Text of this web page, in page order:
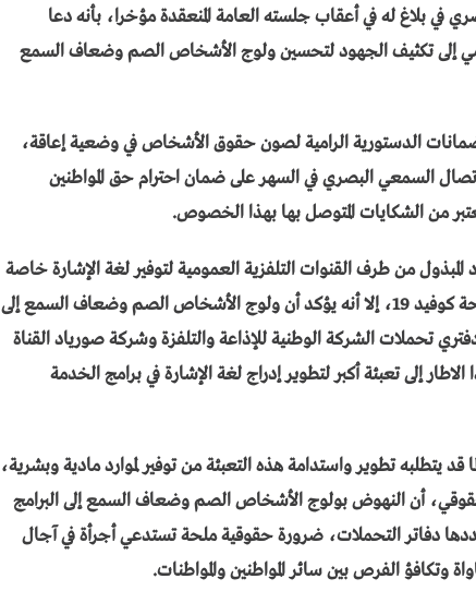
في بلاغ له في أعقاب جلسته العامة المنعقدة مؤخرا، بأنه دعا
إلى تكثيف الجهود لتحسين ولوج الأشخاص الصم وضعاف السمع
الدستورية الرامية لصون حقوق الأشخاص في وضعية إعاقة،
للاتصال السمعي البصري في السهر على ضمان احترام حق المواطنين
من الشكايات المتوصل بها بهذا الخصوص.
من طرف القنوات التلفزية العمومية لتوفير لغة الإشارة خاصة
على مدى فترة الأزمة الوبائية المرتبطة بجائحة كوفيد 19، إلا أنه يؤكد أن ولوج الأشخاص الصم وضعاف السمع إلى
تحملات الشركة الوطنية للإذاعة والتلفزة وشركة صورياد القناة
سنة 2012، داعيا في هذا الاطار إلى تعبئة أكبر لتطوير إدراج لغة الإشارة في برامج الخدمة
قد يتطلبه تطوير واستدامة هذه التعبئة من توفير لموارد مادية وبشرية،
أن النهوض بولوج الأشخاص الصم وضعاف السمع إلى البرامج
دفاتر التحملات، ضرورة حقوقية ملحة تستدعي أجرأة في آجال
وتكافؤ الفرص بين سائر المواطنين والمواطنات.